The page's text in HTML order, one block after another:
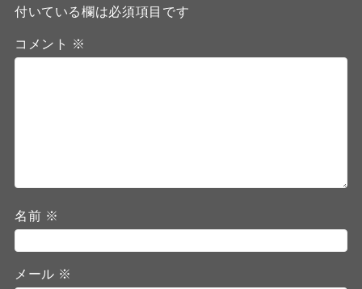
付いている欄は必須項目です
コメント ※
名前 ※
メール ※